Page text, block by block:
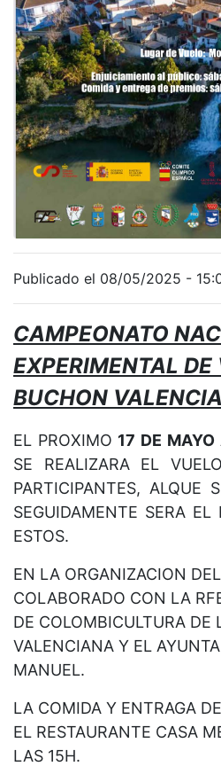
Publicado el 08/05/2025 -
CAMPEONATO
EXPERIMENTAL DE
BUCHON
EL PROXIMO 17 DE MAYO
SE REALIZARA EL
PARTICIPANTES, ALQUE
SEGUIDAMENTE SERA
ESTOS.
EN LA ORGANIZACION
COLABORADO CON LA
DE COLOMBICULTURA DE
VALENCIANA Y EL
MANUEL.
LA COMIDA Y ENTRAGA
EL RESTAURANTE CASA
LAS 15H.